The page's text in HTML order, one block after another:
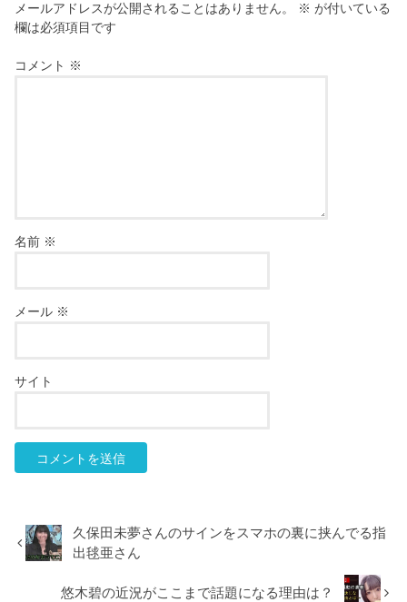
メールアドレスが公開されることはありません。 ※ が付いている
欄は必須項目です
コメント ※
名前 ※
メール ※
サイト
久保田未夢さんのサインをスマホの裏に挟んでる指
出毬亜さん
悠木碧の近況がここまで話題になる理由は？